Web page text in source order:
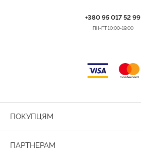
+380 95 017 52 99
ПН-ПТ 10:00-19:00
ПОКУПЦЯМ
ПАРТНЕРАМ